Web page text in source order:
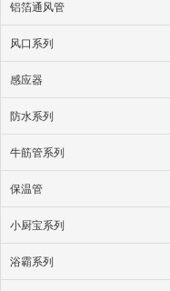
铝箔通风管
风口系列
感应器
防水系列
牛筋管系列
保温管
小厨宝系列
浴霸系列